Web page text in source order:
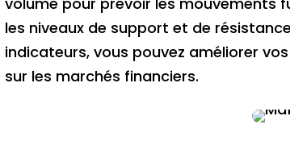
les niveaux de support et de
indicateurs, vous pouvez améliorer
sur les marchés financiers.